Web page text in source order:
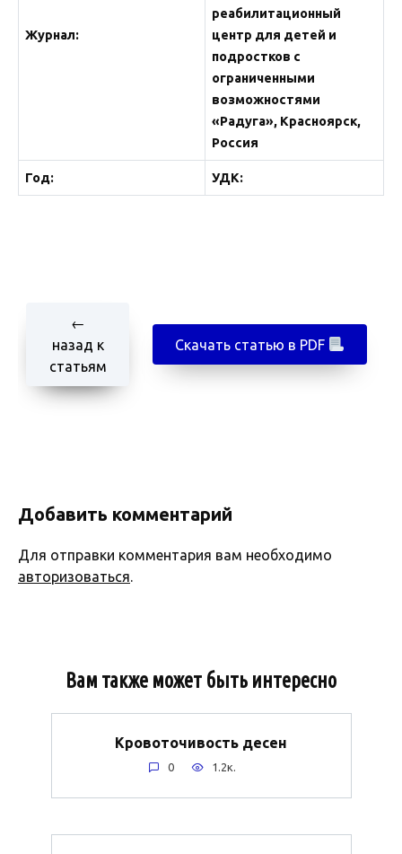
Журнал:
реабилитационный
центр для детей и
подростков с
ограниченными
возможностями
«Радуга», Красноярск,
Россия
Год: УДК:
←
назад к
статьям
Скачать статью в PDF
Добавить комментарий
Для отправки комментария вам необходимо
авторизоваться.
Вам также может быть интересно
Кровоточивость десен
0 1.2к.